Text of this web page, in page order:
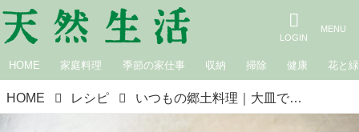
HOME 家庭料理 季節の家仕事 収納 掃除 健康 花と緑
HOME レシピ いつもの郷土料理｜大皿で豪快に味わう豊かな土佐料理／高知県・酒亭 どんこ 岩本あつ子さん